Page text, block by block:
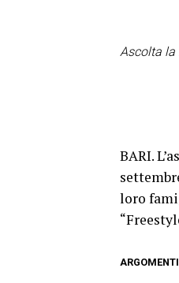
Ascolta
BARI.
loro